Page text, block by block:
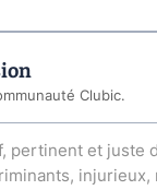
Clubic.